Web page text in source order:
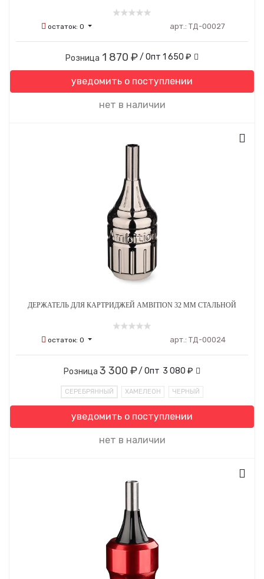
остаток: 0 арт.: ТД-00027
Розница 1 870 ₽/ Опт 1 650 ₽
уведомить о поступлении
нет в наличии
ДЕРЖАТЕЛЬ ДЛЯ КАРТРИДЖЕЙ AMBITION 32 ММ СТАЛЬНОЙ
остаток: 0 арт.: ТД-00024
Розница 3 300 ₽/ Опт 3 080 ₽
СЕРЕБРЯННЫЙ ХАМЕЛЕОН ЧЕРНЫЙ
уведомить о поступлении
нет в наличии